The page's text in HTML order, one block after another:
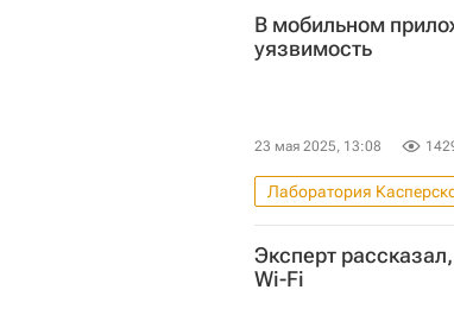
В мобильном
уязвимость
23 мая 2025, 13:08
Лаборатория
Эксперт
Wi-Fi